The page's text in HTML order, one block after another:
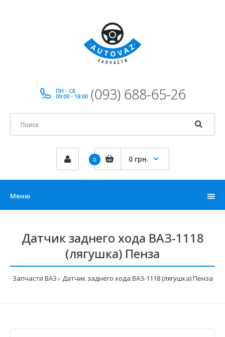
ПН - СБ
09:00 - 18:00 (093) 688-65-26
0 0 грн.
Меню
Датчик заднего хода ВАЗ-1118
(лягушка) Пенза
Запчасти ВАЗ Датчик заднего хода ВАЗ-1118 (лягушка) Пенза